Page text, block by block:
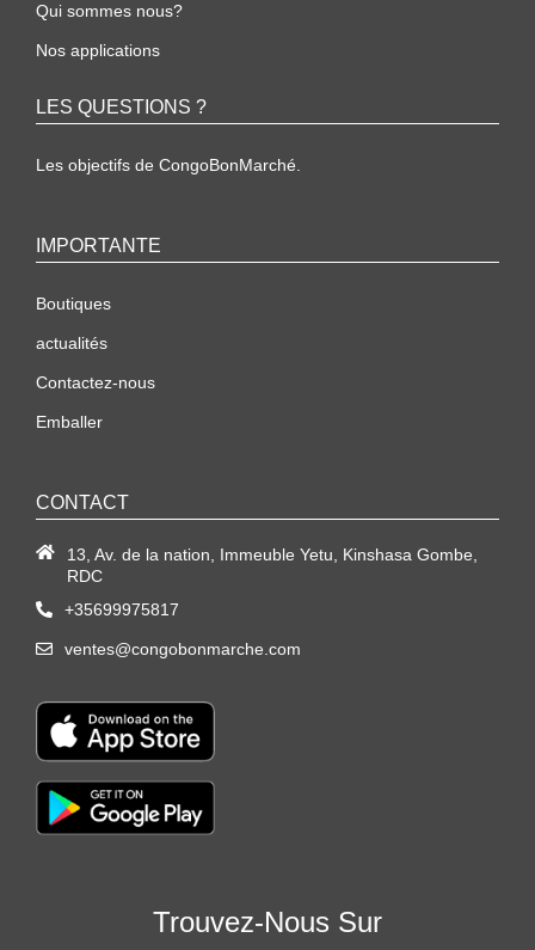
Qui sommes nous?
Nos applications
LES QUESTIONS ?
Les objectifs de CongoBonMarché.
IMPORTANTE
Boutiques
actualités
Contactez-nous
Emballer
CONTACT
13, Av. de la nation, Immeuble Yetu, Kinshasa Gombe,
RDC
+35699975817
ventes@congobonmarche.com
Trouvez-Nous Sur